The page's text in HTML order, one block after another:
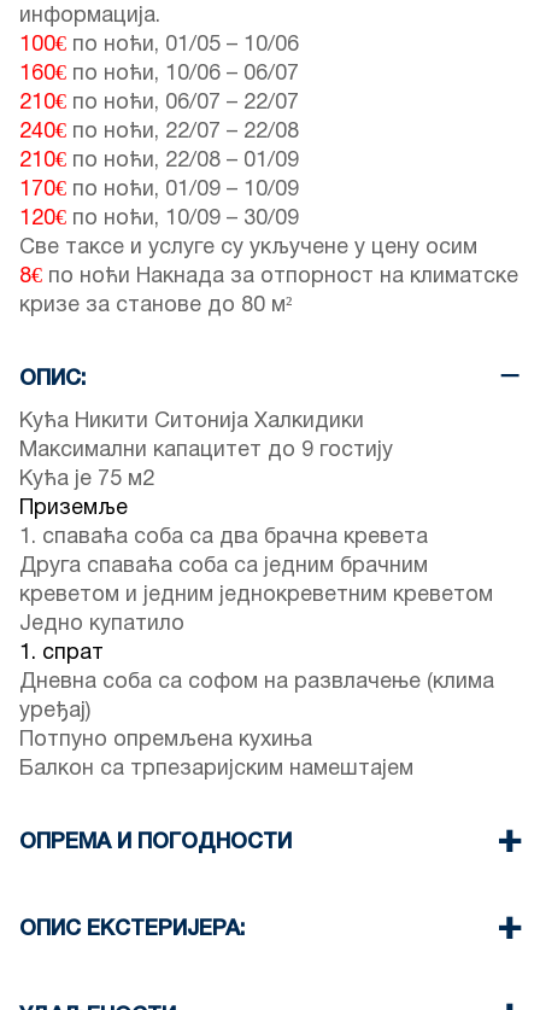
информација.
100€ по ноћи, 01/05 – 10/06
160€ по ноћи, 10/06 – 06/07
210€ по ноћи, 06/07 – 22/07
240€ по ноћи, 22/07 – 22/08
210€ по ноћи, 22/08 – 01/09
170€ по ноћи, 01/09 – 10/09
120€ по ноћи, 10/09 – 30/09
Све таксе и услуге су укључене у цену осим
8€ по ноћи Накнада за отпорност на климатске
кризе за станове до 80 м²
ОПИС:
Кућа Никити Ситонија Халкидики
Максимални капацитет до 9 гостију
Кућа је 75 м2
Приземље
1. спаваћа соба са два брачна кревета
Друга спаваћа соба са једним брачним
креветом и једним једнокреветним креветом
Једно купатило
1. спрат
Дневна соба са софом на развлачење (клима
уређај)
Потпуно опремљена кухиња
Балкон са трпезаријским намештајем
ОПРЕМА И ПОГОДНОСТИ
Један клима уређај
Машина за прање веша
ОПИС ЕКСТЕРИЈЕРА:
објекта